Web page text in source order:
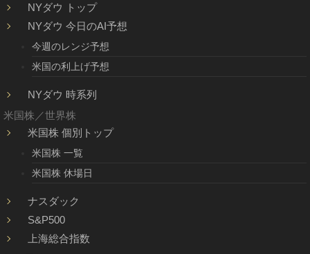
NYダウ トップ
NYダウ 今日のAI予想
今週のレンジ予想
米国の利上げ予想
NYダウ 時系列
米国株／世界株
米国株 個別トップ
米国株 一覧
米国株 休場日
ナスダック
S&P500
上海総合指数